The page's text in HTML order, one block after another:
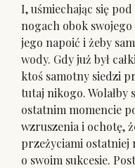
I, uśmiechając się
nogach obok
jego napoić i żeby
wody. Gdy już był
ktoś samotny siedzi
tutaj nikogo. Wolałby
ostatnim momencie
wzruszenia i ochotę,
przeżyciami ostatniej
o swoim sukcesie.